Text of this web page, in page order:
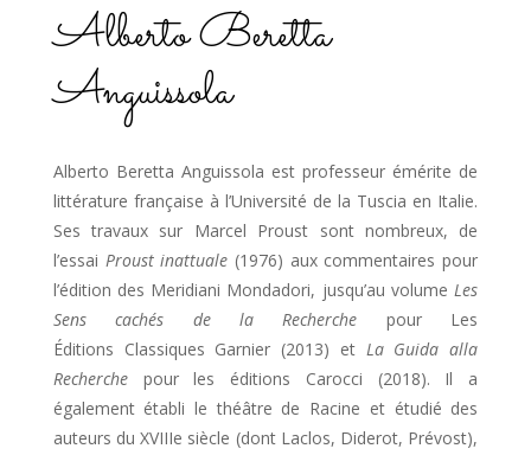
Alberto Beretta
Anguissola
Alberto Beretta Anguissola est professeur émérite de
littérature française à l’Université de la Tuscia en Italie.
Ses travaux sur Marcel Proust sont nombreux, de
l’essai Proust inattuale (1976) aux commentaires pour
l’édition des Meridiani Mondadori, jusqu’au volumeLes
Sens cachés de la Recherche pour Les
Éditions Classiques Garnier (2013) et La Guida alla
Recherchepour les éditions Carocci (2018). Il a
également établi le théâtre de Racine et étudié des
auteurs du XVIIIe siècle (dont Laclos, Diderot, Prévost),